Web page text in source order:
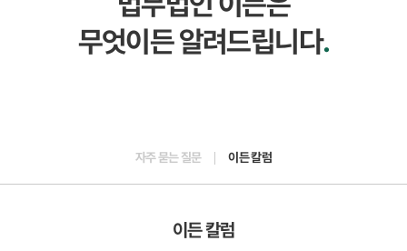
무엇이든 알려드립니다.
자주 묻는 질문 이든 칼럼
이든 칼럼